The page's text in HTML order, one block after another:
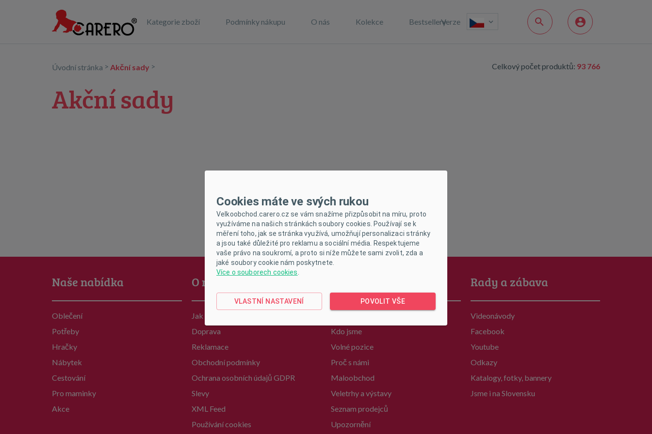
Kategorie zboží Podmínky nákupu O nás Kolekce BestselleryVerze
Celkový počet produktů: 93 766
Úvodní stránka > Akční sady >
Akční sady
Naše nabídka
Oblečení
Potřeby
Hračky
Nábytek
Cestování
Pro maminky
Akce
O nákupu
Jak nakupovat
Doprava
Reklamace
Obchodní podmínky
Ochrana osobních údajů GDPR
Slevy
XML Feed
Používání cookies
Kdo jsme
Volné pozice
Proč s námi
Maloobchod
Veletrhy a výstavy
Seznam prodejců
Upozornění
Rady a zábava
Videonávody
Facebook
Youtube
Odkazy
Katalogy, fotky, bannery
Jsme i na Slovensku
Cookies máte ve svých rukou
Velkoobchod.carero.cz se vám snažíme přizpůsobit na míru, proto
využíváme na našich stránkách soubory cookies. Používají se k
měření toho, jak se stránka využívá, umožňují personalizaci stránky
a jsou také důležité pro reklamu a sociální média. Respektujeme
vaše právo na soukromí, a proto si níže můžete sami zvolit, zda a
jaké soubory cookie nám poskytnete.
Více o souborech cookies
VLASTNÍ NASTAVENÍ POVOLIT VŠE